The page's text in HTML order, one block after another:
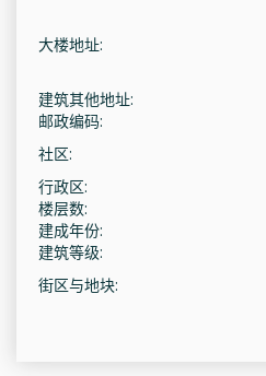
大楼地址:
建筑其他地址:
邮政编码:
社区:
行政区:
楼层数:
建成年份:
建筑等级:
街区与地块: